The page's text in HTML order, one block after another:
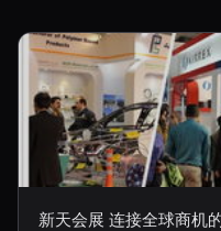
新天会展 连接全球商机